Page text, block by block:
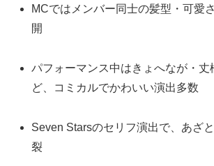
MCではメンバー同士の髪型・可愛
開
パフォーマンス中はきょへなが・丈
ど、コミカルでかわいい演出多数
Seven Starsのセリフ演出で、あざ
裂